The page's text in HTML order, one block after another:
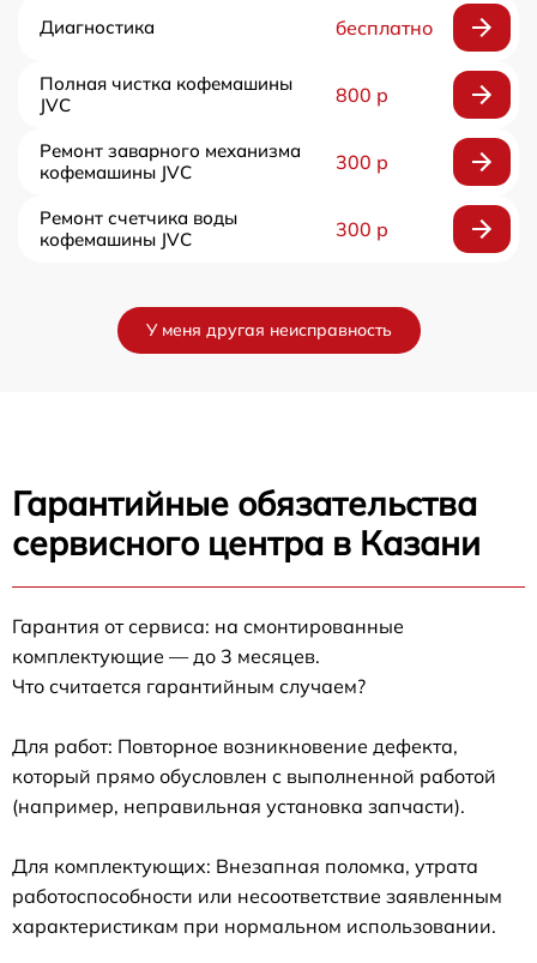
Диагностика бесплатно
Полная чистка кофемашины
JVC
800 р
Ремонт заварного механизма
кофемашины JVC
300 р
Ремонт счетчика воды
кофемашины JVC
300 р
У меня другая неисправность
Гарантийные обязательства
сервисного центра в Казани
Гарантия от сервиса: на смонтированные
комплектующие — до 3 месяцев.
Что считается гарантийным случаем?
Для работ: Повторное возникновение дефекта,
который прямо обусловлен с выполненной работой
(например, неправильная установка запчасти).
Для комплектующих: Внезапная поломка, утрата
работоспособности или несоответствие заявленным
характеристикам при нормальном использовании.